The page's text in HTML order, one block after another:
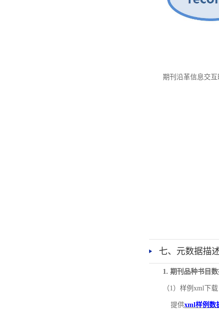
期刊沿革信息交
七、元数据描
1. 期刊品种书目
（1）样例xml下载
提供xml样例数